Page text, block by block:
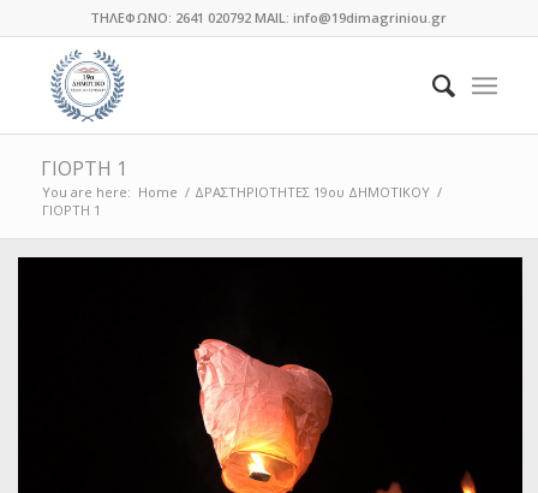
ΤΗΛΕΦΩΝΟ: 2641 020792 MAIL: info@19dimagriniou.gr
ΓΙΟΡΤΗ 1
You are here: Home / ΔΡΑΣΤΗΡΙΟΤΗΤΕΣ 19ου ΔΗΜΟΤΙΚΟΥ /
ΓΙΟΡΤΗ 1